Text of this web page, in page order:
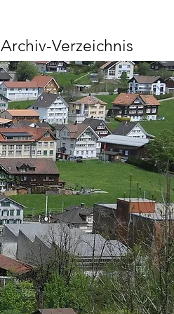
Archiv-Verzeichnis